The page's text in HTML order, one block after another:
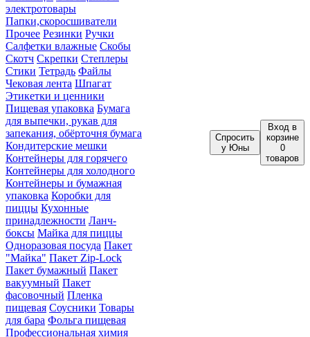
электротовары
Папки,скоросшиватели
Прочее Резинки Ручки
Салфетки влажные Скобы
Скотч Скрепки Степлеры
Стики Тетрадь Файлы
Чековая лента Шпагат
Этикетки и ценники
Пищевая упаковка Бумага
для выпечки, рукав для
запекания, обёрточня бумага
Кондитерские мешки
Контейнеры для горячего
Контейнеры для холодного
Контейнеры и бумажная
упаковка Коробки для
пиццы Кухонные
принадлежности Ланч-
боксы Майка для пиццы
Одноразовая посуда Пакет
"Майка" Пакет Zip-Lock
Пакет бумажный Пакет
вакуумный Пакет
фасовочный Пленка
пищевая Соусники Товары
для бара Фольга пищевая
Профессиональная химия
Спросить
у Юны
Вход в
корзине
0
товаров